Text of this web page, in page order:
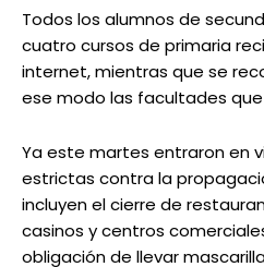
Todos los alumnos de
cuatro cursos de primaria
internet, mientras que se
ese modo las facultades
Ya este martes entraron en
estrictas contra la
incluyen el cierre de
casinos y centros
obligación de llevar